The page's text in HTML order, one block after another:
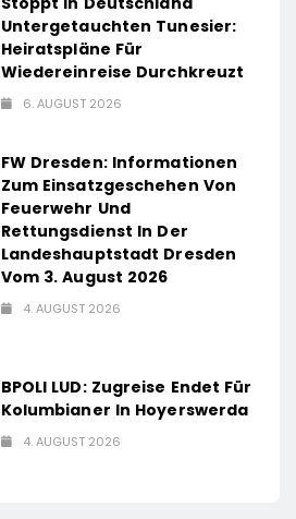
Untergetauchten Tunesier:
Heiratspläne Für
Wiedereinreise Durchkreuzt
6. AUGUST 2026
FW Dresden: Informationen
Zum Einsatzgeschehen Von
Feuerwehr Und
Rettungsdienst In Der
Landeshauptstadt Dresden
Vom 3. August 2026
4. AUGUST 2026
BPOLI LUD: Zugreise Endet Für
Kolumbianer In Hoyerswerda
4. AUGUST 2026